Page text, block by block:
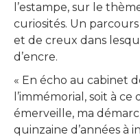
l’estampe, sur le
curiosités. Un
et de creux dans
d’encre.
« En écho au cabinet
l’immémorial, soit à
émerveille, ma
quinzaine d’années à